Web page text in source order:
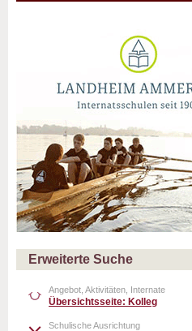
Erweiterte Suche
Angebot, Aktivitäten, Internate
Übersichtsseite: Kolleg
Schulische Ausrichtung